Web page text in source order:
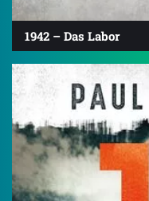
1942 – Das Labor